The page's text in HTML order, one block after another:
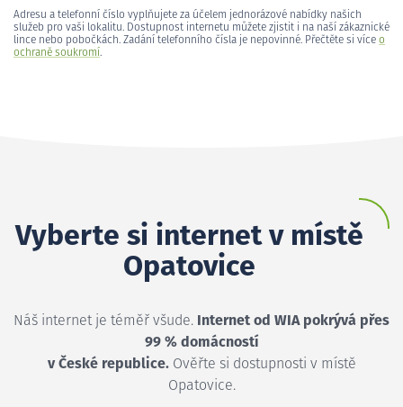
Adresu a telefonní číslo vyplňujete za účelem jednorázové nabídky našich
služeb pro vaši lokalitu. Dostupnost internetu můžete zjistit i na naší zákaznické
lince nebo pobočkách. Zadání telefonního čísla je nepovinné. Přečtěte si více o
ochraně soukromí.
Vyberte si internet v místě
Opatovice
Náš internet je téměř všude. Internet od WIA pokrývá přes
99 % domácností
v České republice.Ověřte si dostupnosti v místě
Opatovice.